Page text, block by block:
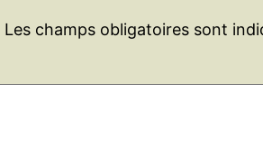
Les champs obligatoires sont